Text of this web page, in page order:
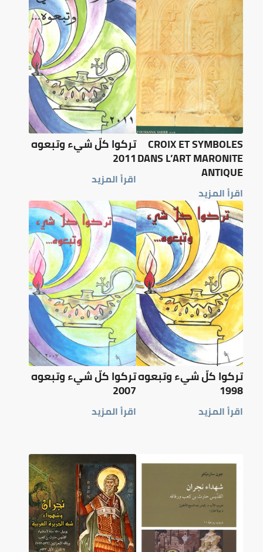
CROIX ET SYMBOLES
DANS L’ART MARONITE
ANTIQUE
اقرأ المزيد
تركوا كلّ شيء وتبعوه
2011
اقرأ المزيد
تركوا كلّ شيء وتبعوه
1998
اقرأ المزيد
تركوا كلّ شيء وتبعوه
2007
اقرأ المزيد